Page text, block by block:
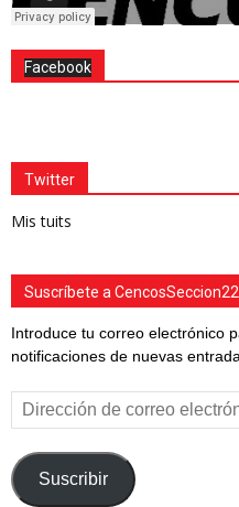
Facebook
Twitter
Mis tuits
Suscríbete a CencosSeccion22
Introduce tu correo electrónico
notificaciones de nuevas
Dirección
de
electrónico
Suscribir